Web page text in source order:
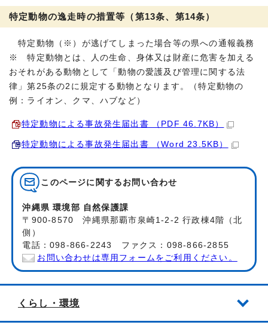
特定動物の逸走時の措置等（第13条、第14条）
特定動物（※）が逃げてしまった場合等の県への通報義務
※ 特定動物とは、人の生命、身体又は財産に危害を加える
おそれがある動物として「動物の愛護及び管理に関する法
律」第25条の2に規定する動物となります。（特定動物の
例：ライオン、クマ、ハブなど）
特定動物による事故発生届出書 （PDF 46.7KB）
特定動物による事故発生届出書 （Word 23.5KB）
このページに関する お問い合わせ
沖縄県 環境部 自然保護課
〒900-8570 沖縄県那覇市泉崎1-2-2 行政棟4階（北
側）
電話：098-866-2243 ファクス：098-866-2855
お問い合わせは専用フォームをご利用ください。
くらし・環境